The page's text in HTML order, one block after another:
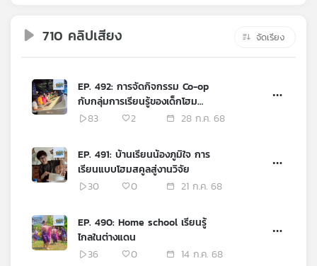
กิจกรรม
เกี่ยว
เครือ
710 คลิปเสียง จัดเรียง
EP. 492: การจัดกิจกรรม Co-op
กับกลุ่มการเรียนรู้ของเด็กโฮม
สคูล
83 2 28 ก.ค. 68
EP. 491: บ้านเรียนน้องภูมิใจ การ
เรียนแบบโฮมสคูลสู่งานวิจัย
30
0 21 ก.ค. 68
EP. 490: Home school เรียนรู้
ไกลในต่างแดน
36
0 14 ก.ค. 68